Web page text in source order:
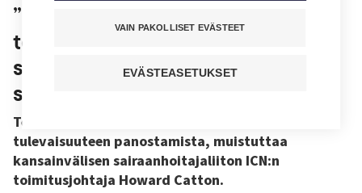
”Käsillä on maailmanlaajuinen
terveysjärjestelmien hätätila”,
sanoo kansainvälisen
sairaanhoitajaliiton pomo
Terveydenhuollosta huolehtiminen on
tulevaisuuteen panostamista, muistuttaa
kansainvälisen sairaanhoitajaliiton ICN:n
toimitusjohtaja Howard Catton.
VAIN PAKOLLISET EVÄSTEET
EVÄSTEASETUKSET